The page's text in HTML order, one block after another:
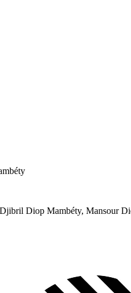
Diop Mambéty, Mansour